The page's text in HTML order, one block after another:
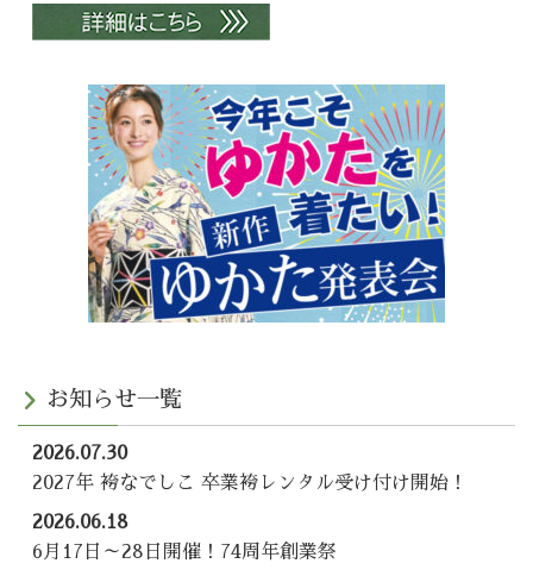
お知らせ一覧
2026.07.30
2027年 袴なでしこ 卒業袴レンタル受け付け開始！
2026.06.18
6月17日～28日開催！74周年創業祭